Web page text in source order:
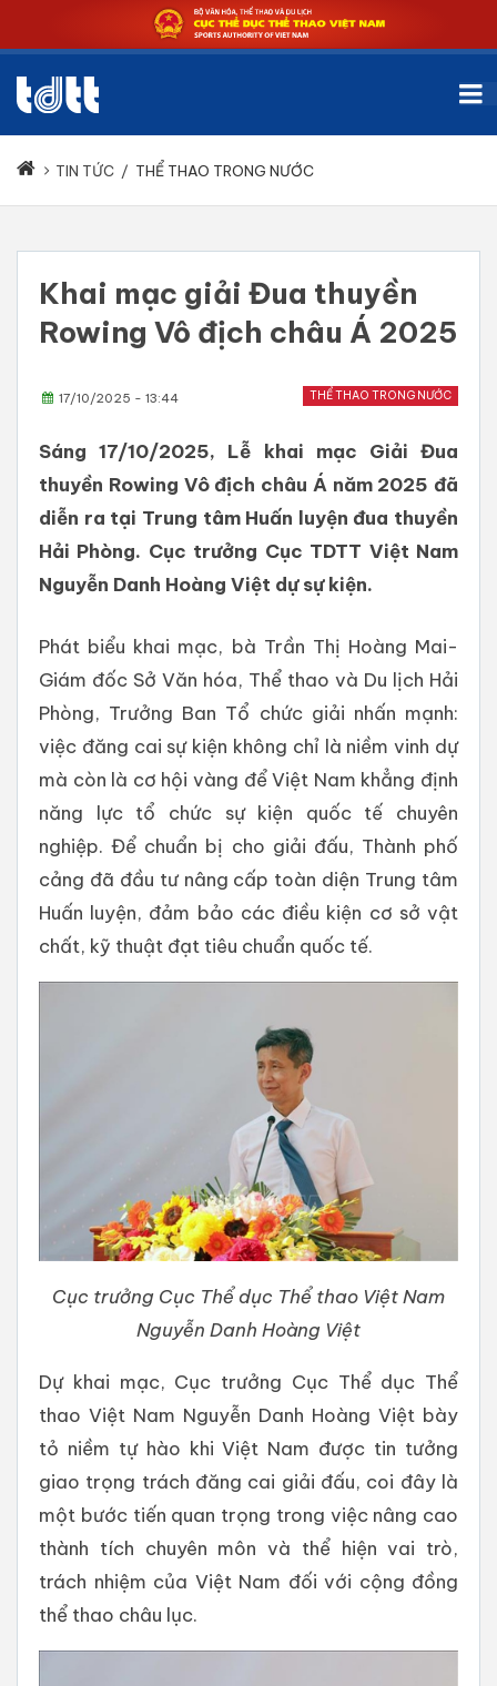
TIN TỨC / THỂ THAO TRONG NƯỚC
Khai mạc giải Đua thuyền
Rowing Vô địch châu Á 2025
THỂ THAO TRONG NƯỚC
17/10/2025 - 13:44
Sáng 17/10/2025, Lễ khai mạc Giải Đua
thuyền Rowing Vô địch châu Á năm 2025 đã
diễn ra tại Trung tâm Huấn luyện đua thuyền
Hải Phòng. Cục trưởng Cục TDTT Việt Nam
Nguyễn Danh Hoàng Việt dự sự kiện.
Phát biểu khai mạc, bà Trần Thị Hoàng Mai-
Giám đốc Sở Văn hóa, Thể thao và Du lịch Hải
Phòng, Trưởng Ban Tổ chức giải nhấn mạnh:
việc đăng cai sự kiện không chỉ là niềm vinh dự
mà còn là cơ hội vàng để Việt Nam khẳng định
năng lực tổ chức sự kiện quốc tế chuyên
nghiệp. Để chuẩn bị cho giải đấu, Thành phố
cảng đã đầu tư nâng cấp toàn diện Trung tâm
Huấn luyện, đảm bảo các điều kiện cơ sở vật
chất, kỹ thuật đạt tiêu chuẩn quốc tế.
Cục trưởng Cục Thể dục Thể thao Việt Nam
Nguyễn Danh Hoàng Việt
Dự khai mạc, Cục trưởng Cục Thể dục Thể
thao Việt Nam Nguyễn Danh Hoàng Việt bày
tỏ niềm tự hào khi Việt Nam được tin tưởng
giao trọng trách đăng cai giải đấu, coi đây là
một bước tiến quan trọng trong việc nâng cao
thành tích chuyên môn và thể hiện vai trò,
trách nhiệm của Việt Nam đối với cộng đồng
thể thao châu lục.